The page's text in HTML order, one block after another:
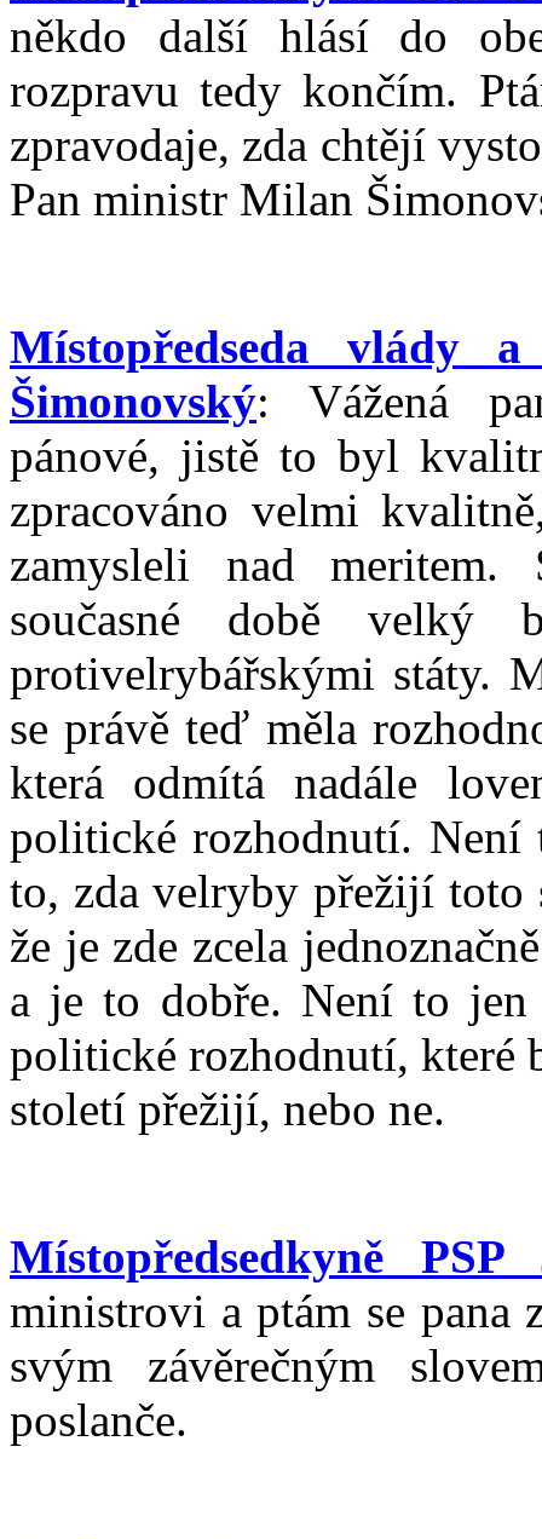
někdo další hlásí do
rozpravu tedy končím.
zpravodaje, zda chtějí
Pan ministr Milan
Místopředseda vlády
Šimonovský: Vážená
pánové, jistě to byl
zpracováno velmi
zamysleli nad
současné době velký
protivelrybářskými státy.
se právě teď měla
která odmítá nadále
politické rozhodnutí.
to, zda velryby přežijí toto
že je zde zcela
a je to dobře. Není to
politické rozhodnutí, které
století přežijí, nebo ne.
Místopředsedkyně
ministrovi a ptám se pana
svým závěrečným
poslanče.